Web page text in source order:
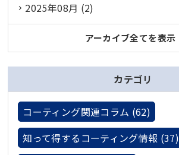
2025年08月 (2)
アーカイブ全てを表示
カテゴリ
コーティング関連コラム (62)
知って得するコーティング情報 (37)